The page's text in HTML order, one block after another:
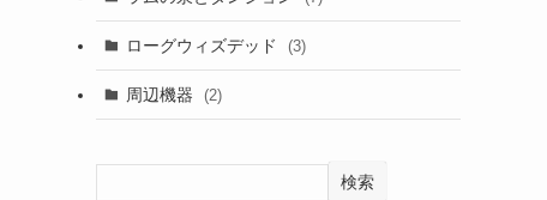
ローグウィズデッド (3)
周辺機器 (2)
検索